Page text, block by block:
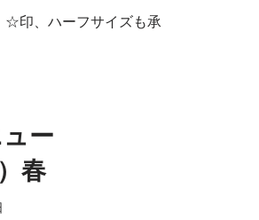
☆印、ハーフサイズも承
ー
春